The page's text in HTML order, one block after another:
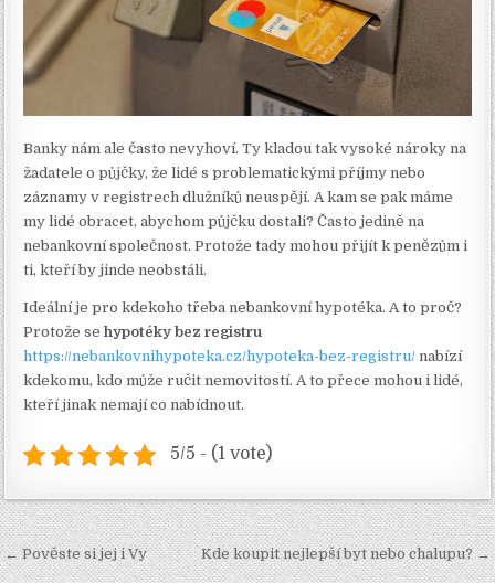
Banky nám ale často nevyhoví. Ty kladou tak vysoké nároky na
žadatele o půjčky, že lidé s problematickými příjmy nebo
záznamy v registrech dlužníků neuspějí. A kam se pak máme
my lidé obracet, abychom půjčku dostali? Často jedině na
nebankovní společnost. Protože tady mohou přijít k penězům i
ti, kteří by jinde neobstáli.
Ideální je pro kdekoho třeba nebankovní hypotéka. A to proč?
Protože sehypotéky bez registru
https://nebankovnihypoteka.cz/hypoteka-bez-registru/ nabízí
kdekomu, kdo může ručit nemovitostí. A to přece mohou i lidé,
kteří jinak nemají co nabídnout.
5/5 - (1 vote)
Navigace
← Pověste si jej i Vy Kde koupit nejlepší byt nebo chalupu? →